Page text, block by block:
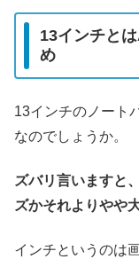
13インチと
め
13インチのノート
なのでしょうか。
ズバリ言いますと
ズかそれよりやや
インチというのは